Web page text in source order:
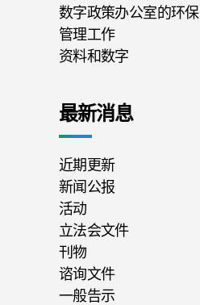
数字政策办公室的环保
管理工作
资料和数字
最新消息
近期更新
新闻公报
活动
立法会文件
刊物
谘询文件
一般告示